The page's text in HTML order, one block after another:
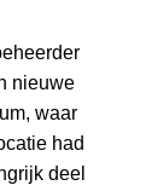
nieuwe
waar
had
deel